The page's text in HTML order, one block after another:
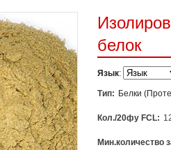
белок
Язык:
Тип: Белки
Кол./20фу FCL:
Мин.количество